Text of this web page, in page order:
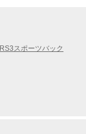
RS3スポーツバック